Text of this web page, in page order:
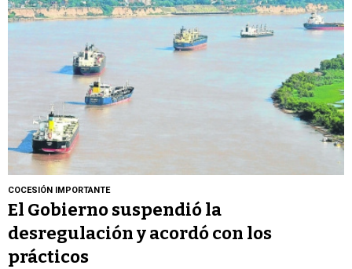
COCESIÓN IMPORTANTE
El Gobierno suspendió la
desregulación y acordó con los
prácticos